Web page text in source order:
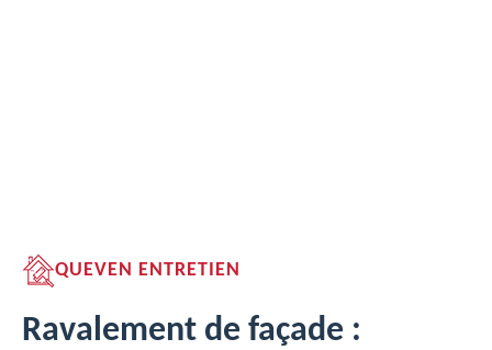
QUEVEN ENTRETIEN
Ravalement de façade :